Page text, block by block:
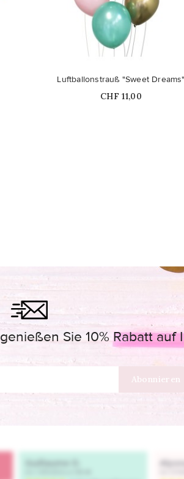
Nicht auf Lager
Luftballonstrauß "Sweet Dreams"
Price
CHF 11,00
Sie 10% Rabatt auf